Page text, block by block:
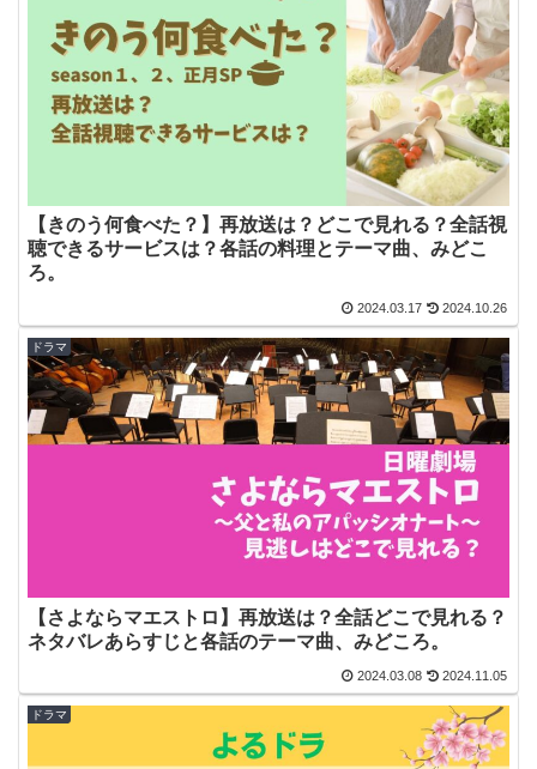
【きのう何食べた？】再放送は？どこで見れる？全話視
聴できるサービスは？各話の料理とテーマ曲、みどこ
ろ。
2024.03.17 2024.10.26
ドラマ
【さよならマエストロ】再放送は？全話どこで見れる？
ネタバレあらすじと各話のテーマ曲、みどころ。
2024.03.08 2024.11.05
ドラマ